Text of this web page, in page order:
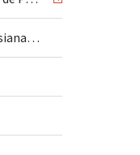
Persiana Horizontal | Persiana Vertical